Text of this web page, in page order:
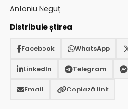
Antoniu Neguț
Distribuie știrea
Facebook WhatsApp
LinkedIn Telegram
Email Copiază link